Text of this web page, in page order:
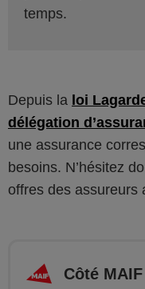
temps.
Depuis la loi
délégation
une assurance
besoins. N’hésitez
offres des assureurs
Côté MAIF